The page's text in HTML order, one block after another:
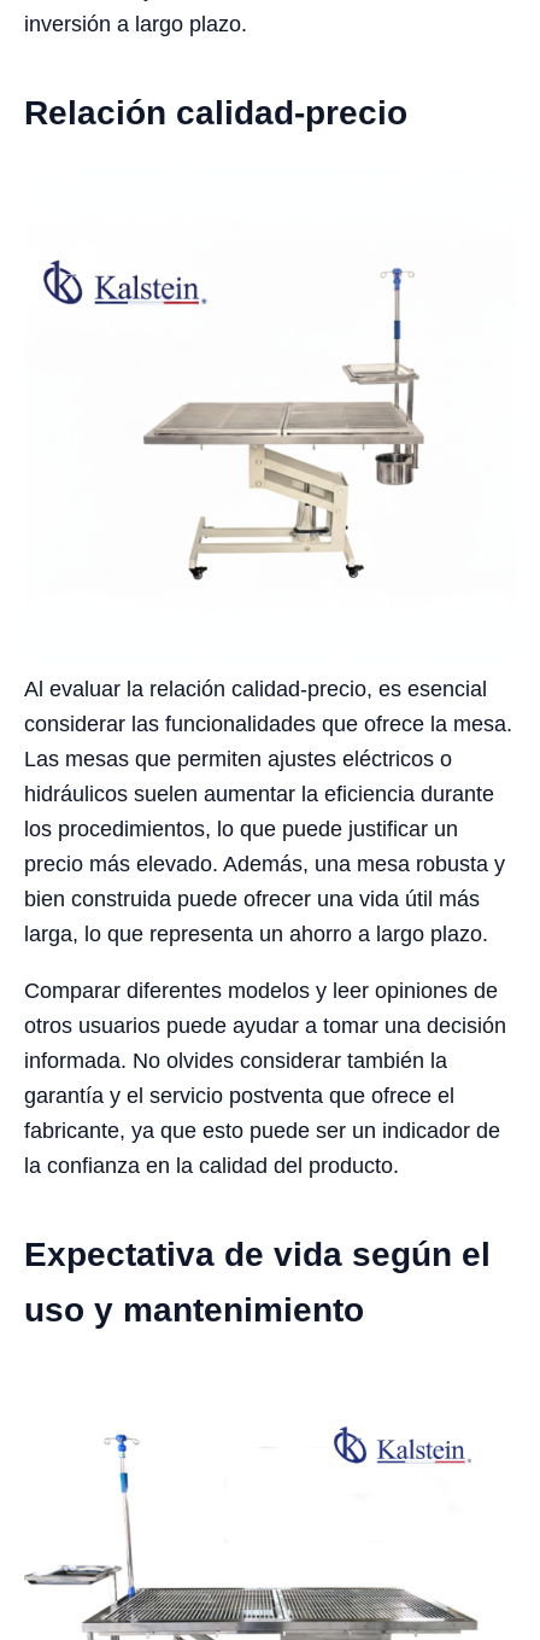
inversión a largo plazo.
Relación calidad-precio
Al evaluar la relación calidad-precio, es esencial
considerar las funcionalidades que ofrece la mesa.
Las mesas que permiten ajustes eléctricos o
hidráulicos suelen aumentar la eficiencia durante
los procedimientos, lo que puede justificar un
precio más elevado. Además, una mesa robusta y
bien construida puede ofrecer una vida útil más
larga, lo que representa un ahorro a largo plazo.
Comparar diferentes modelos y leer opiniones de
otros usuarios puede ayudar a tomar una decisión
informada. No olvides considerar también la
garantía y el servicio postventa que ofrece el
fabricante, ya que esto puede ser un indicador de
la confianza en la calidad del producto.
Expectativa de vida según el
uso y mantenimiento